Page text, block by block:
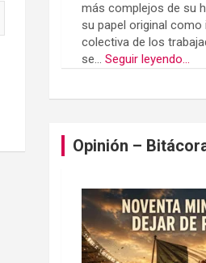
más complejos de su
su papel original
colectiva de los
se...Seguir leyendo...
Opinión –